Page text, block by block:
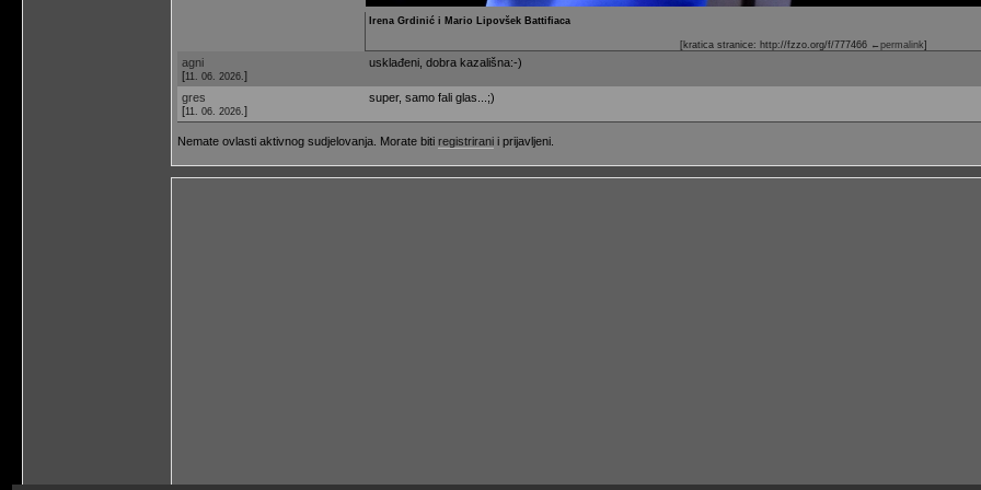
Irena Grdinić i Mario Lipovšek Battifiaca
[kratica stranice: http://fzzo.org/f/777466 ←permalink]
agni
[11. 06. 2026. ]
usklađeni, dobra kazališna:-)
gres
[11. 06. 2026. ]
super, samo fali glas...;)
Nemate ovlasti aktivnog sudjelovanja. Morate biti registrirani i prijavljeni.